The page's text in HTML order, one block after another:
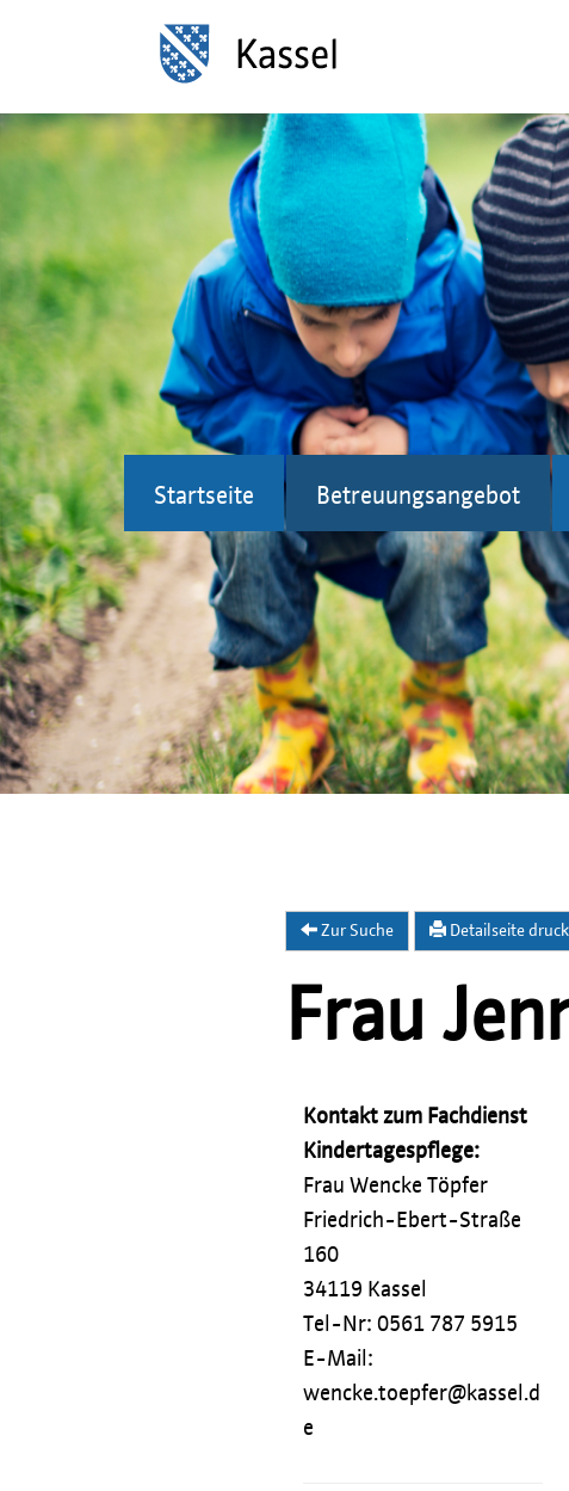
Startseite Betreuungsangebot
Zur Suche Detailseite
Frau
Kontakt zum Fachdienst
Kindertagespflege:
Frau Wencke Töpfer
Friedrich-Ebert-Straße
160
34119 Kassel
Tel-Nr: 0561 787 5915
E-Mail:
wencke.toepfer@kassel.d
e